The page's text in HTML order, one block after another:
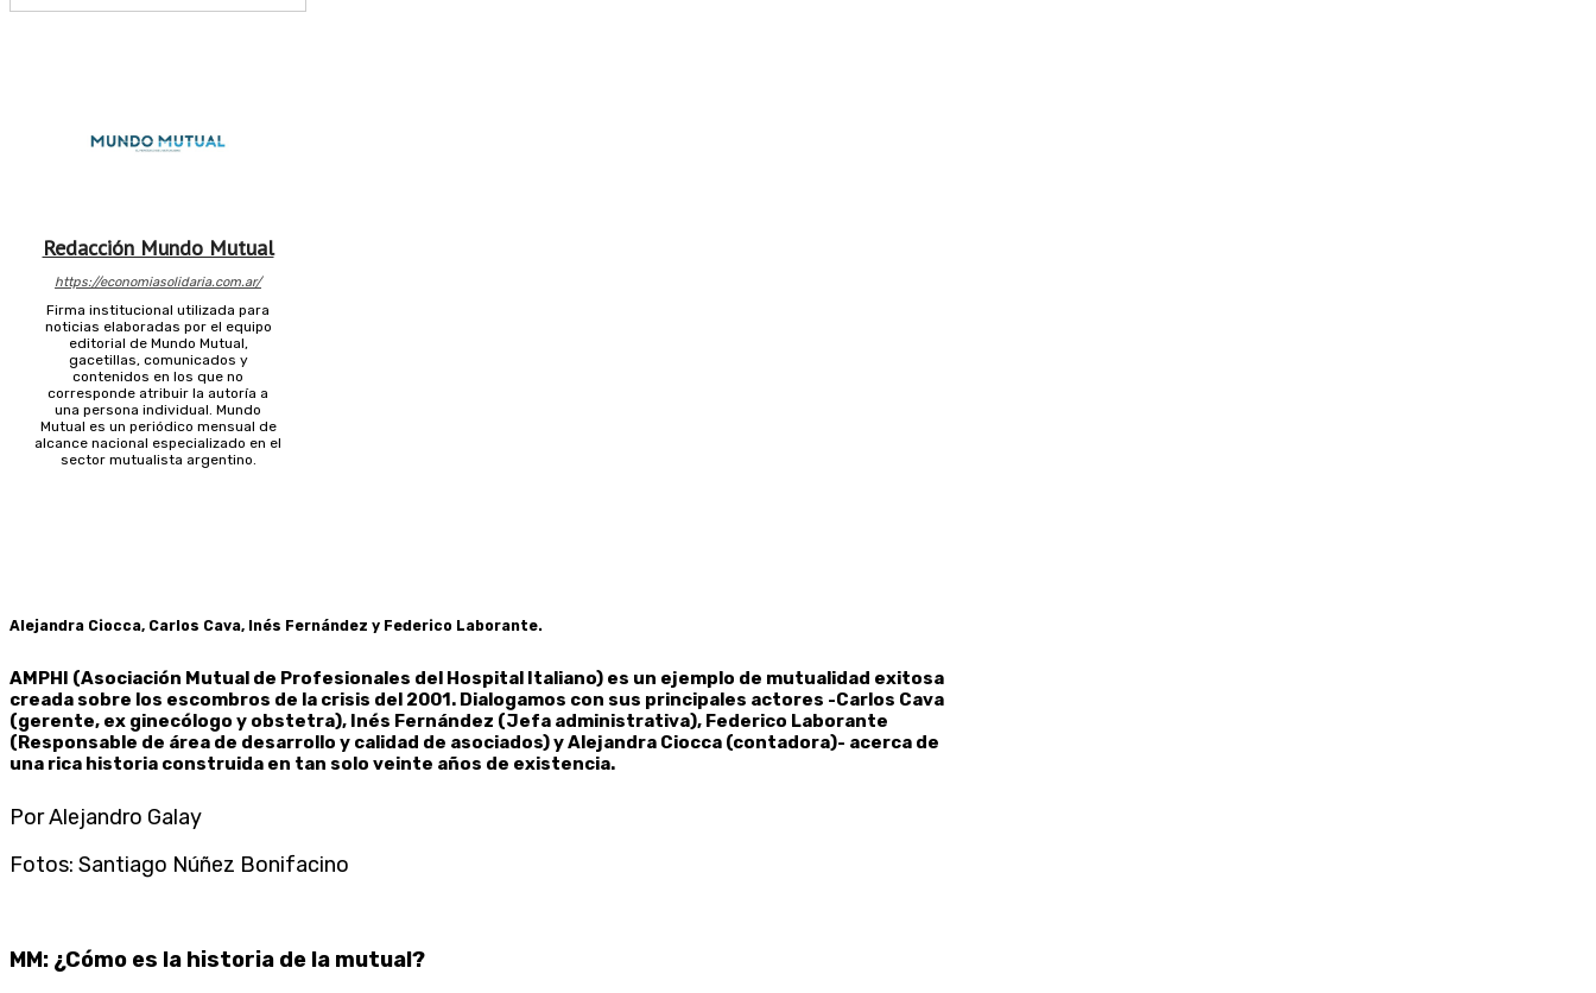
Redacción Mundo Mutual
https://economiasolidaria.com.ar/
Firma institucional utilizada para
noticias elaboradas por el equipo
editorial de Mundo Mutual,
gacetillas, comunicados y
contenidos en los que no
corresponde atribuir la autoría a
una persona individual. Mundo
Mutual es un periódico mensual de
alcance nacional especializado en el
sector mutualista argentino.
Alejandra Ciocca, Carlos Cava, Inés Fernández y Federico Laborante.
AMPHI (Asociación Mutual de Profesionales del Hospital Italiano) es un ejemplo de mutualidad exitosa
creada sobre los escombros de la crisis del 2001. Dialogamos con sus principales actores -Carlos Cava
(gerente, ex ginecólogo y obstetra), Inés Fernández (Jefa administrativa), Federico Laborante
(Responsable de área de desarrollo y calidad de asociados) y Alejandra Ciocca (contadora)- acerca de
una rica historia construida en tan solo veinte años de existencia.
Por Alejandro Galay
Fotos: Santiago Núñez Bonifacino
MM: ¿Cómo es la historia de la mutual?